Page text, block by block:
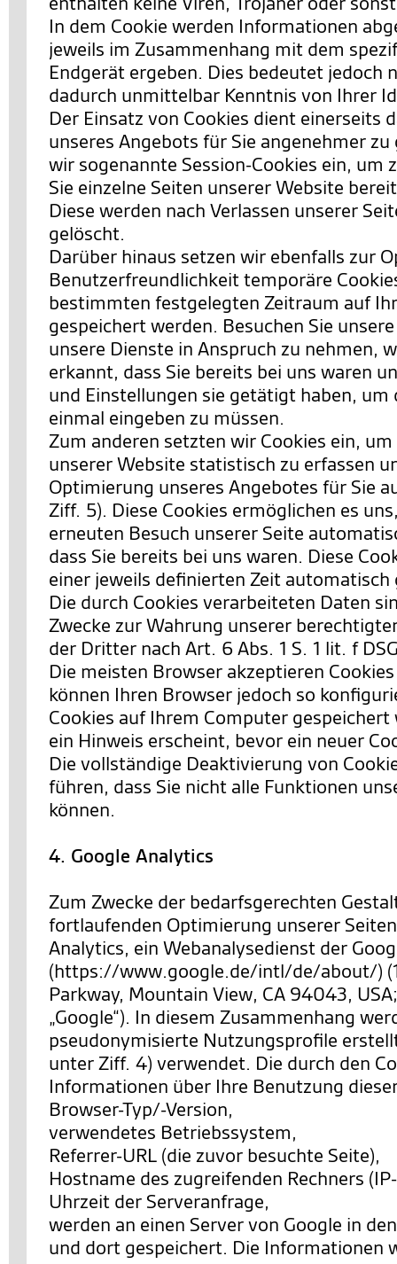
In dem Cookie werden Informationen
jeweils im Zusammenhang mit dem
Endgerät ergeben. Dies bedeutet jedoch
dadurch unmittelbar Kenntnis von Ihrer
Der Einsatz von Cookies dient einerseits
unseres Angebots für Sie angenehmer
wir sogenannte Session-Cookies ein, um
Sie einzelne Seiten unserer Website
Diese werden nach Verlassen unserer
gelöscht.
Darüber hinaus setzen wir ebenfalls zur
Benutzerfreundlichkeit temporäre
bestimmten festgelegten Zeitraum auf
gespeichert werden. Besuchen Sie
unsere Dienste in Anspruch zu nehmen,
erkannt, dass Sie bereits bei uns waren
und Einstellungen sie getätigt haben, um
einmal eingeben zu müssen.
Zum anderen setzten wir Cookies ein,
unserer Website statistisch zu erfassen
Optimierung unseres Angebotes für Sie
Ziff. 5). Diese Cookies ermöglichen es
erneuten Besuch unserer Seite
dass Sie bereits bei uns waren. Diese
einer jeweils definierten Zeit automatisch
Die durch Cookies verarbeiteten Daten
Zwecke zur Wahrung unserer
der Dritter nach Art. 6 Abs. 1 S. 1 lit. f
Die meisten Browser akzeptieren
können Ihren Browser jedoch so
Cookies auf Ihrem Computer
ein Hinweis erscheint, bevor ein neuer
Die vollständige Deaktivierung von
führen, dass Sie nicht alle Funktionen
können.
4. Google Analytics
Zum Zwecke der bedarfsgerechten
fortlaufenden Optimierung unserer
Analytics, ein Webanalysedienst der
(https://www.google.de/intl/de/about/)
Parkway, Mountain View, CA 94043,
„Google“). In diesem Zusammenhang
pseudonymisierte Nutzungsprofile
unter Ziff. 4) verwendet. Die durch den
Informationen über Ihre Benutzung
Browser-Typ/-Version,
verwendetes Betriebssystem,
Referrer-URL (die zuvor besuchte Seite),
Hostname des zugreifenden Rechners
Uhrzeit der Serveranfrage,
werden an einen Server von Google in
und dort gespeichert. Die Informationen